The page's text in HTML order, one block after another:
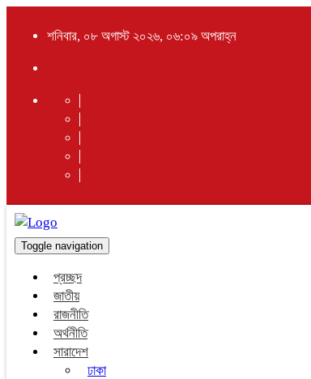
শনিবার, ০৮ অগাস্ট ২০২৬, ০৬:০৯ অপরাহ্ন
Toggle navigation
প্রচ্ছদ
জাতীয়
রাজনীতি
অর্থনীতি
সারাদেশ
ঢাকা